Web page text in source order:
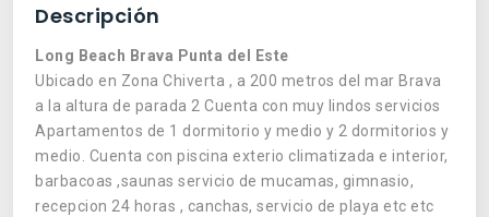
Descripción
Long Beach Brava Punta del Este
Ubicado en Zona Chiverta , a 200 metros del mar Brava
a la altura de parada 2 Cuenta con muy lindos servicios
Apartamentos de 1 dormitorio y medio y 2 dormitorios y
medio. Cuenta con piscina exterio climatizada e interior,
barbacoas ,saunas servicio de mucamas, gimnasio,
recepcion 24 horas , canchas, servicio de playa etc etc